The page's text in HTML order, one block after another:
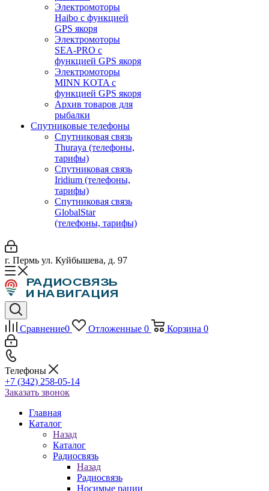
Электромоторы
Haibo с функцией
GPS якоря
Электромоторы
SEA-PRO с
функцией GPS якоря
Электромоторы
MINN KOTA с
функцией GPS якоря
Архив товаров для
рыбалки
Спутниковые телефоны
Спутниковая связь
Thuraya (телефоны,
тарифы)
Спутниковая связь
Iridium (телефоны,
тарифы)
Спутниковая связь
GlobalStar
(телефоны, тарифы)
г. Пермь ул. Куйбышева, д. 97
Сравнение0 Отложенные 0 Корзина 0
Телефоны
+7 (342) 258-05-14
Заказать звонок
Главная
Каталог
Назад
Каталог
Радиосвязь
Назад
Радиосвязь
Носимые рации